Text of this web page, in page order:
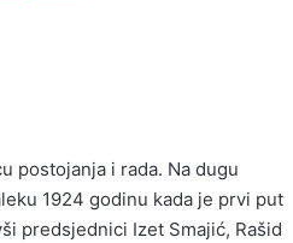
postojanja i rada. Na dugu
1924 godinu kada je prvi put
predsjednici Izet Smajić, Rašid